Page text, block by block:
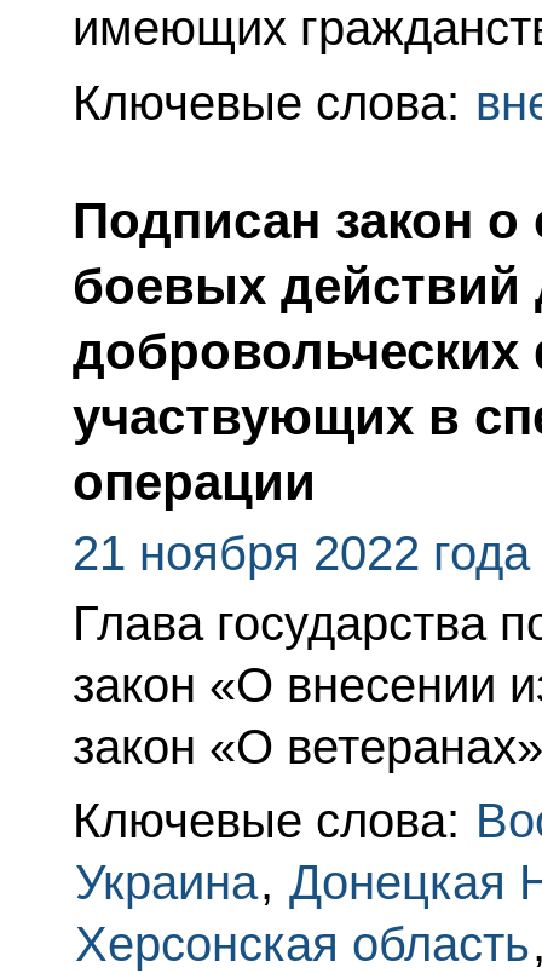
имеющих
Ключевые слова:
Подписан закон о
боевых действий
участвующих в
операции
21 ноября 2022 года
Глава государства
закон «О внесении
закон «О
Ключевые слова:
Украина, Донецкая
Херсонская область